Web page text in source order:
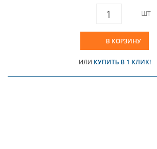
ШТ
В КОРЗИНУ
ИЛИ КУПИТЬ В 1 КЛИК!